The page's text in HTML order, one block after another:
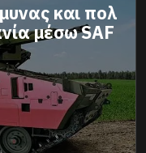
και πολ
μέσω SAF